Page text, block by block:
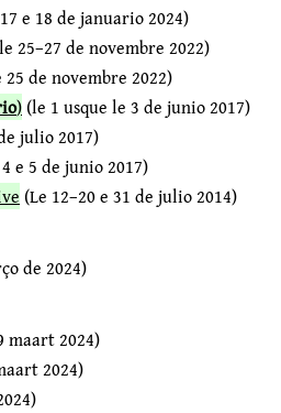
e 18 de januario 2024)
25–27 de novembre 2022)
25 de novembre 2022)
) (le 1 usque le 3 de junio 2017)
julio 2017)
e 5 de junio 2017)
(Le 12–20 e 31 de julio 2014)
de 2024)
maart 2024)
2024)